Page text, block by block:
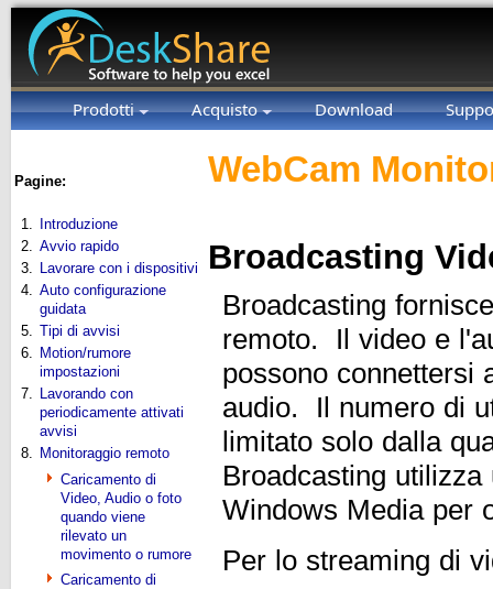
Prodotti Acquisto Download
Pagine:
1.
Introduzione
2. Avvio rapido
3. Lavorare con i dispositivi
4. Auto configurazione
guidata
5. Tipi di avvisi
6. Motion/rumore
impostazioni
7. Lavorando con
periodicamente attivati
avvisi
8. Monitoraggio remoto
Caricamento di
Video, Audio o foto
quando viene
rilevato un
movimento o rumore
Caricamento di
WebCam
Broadcasting
Broadcasting
remoto. Il video e
possono connettersi
audio. Il numero di
limitato solo dalla
Broadcasting
Windows Media per
Per lo streaming di